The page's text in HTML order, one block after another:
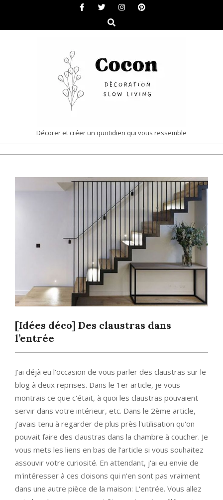
content
Search
COCON
|
Décorer et créer un quotidien qui vous ressemble
[Idées déco] Des claustras dans
l’entrée
J'ai déjà eu l'occasion de vous parler des claustras sur le
blog à deux reprises. Dans le 1er article, je vous
montrais ce que c'était, à quoi les claustras pouvaient
servir dans votre intérieur, etc. Dans le 2ème article,
j'avais tenu à regarder de plus près l'utilisation qu'on
pouvait faire des claustras dans la chambre à coucher. Je
vous mets les liens en bas de l'article si vous souhaitez
assouvir votre curiosité. En attendant, j'ai eu envie de
m'intéresser à ces cloisons qui n'en sont pas vraiment
dans une autre pièce de la maison: L'entrée. Vous allez